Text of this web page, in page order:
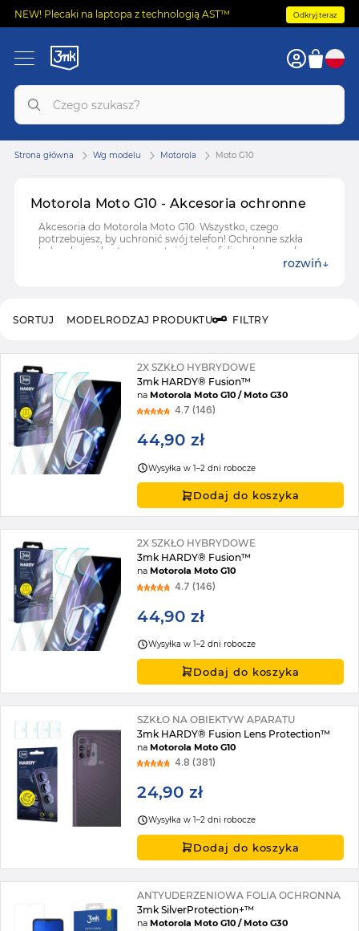
NEW! Plecaki na laptopa z technologią AST™ Odkryj teraz
Motorola Moto G10 - Akcesoria ochronne
Akcesoria do Motorola Moto G10. Wszystko, czego
potrzebujesz, by uchronić swój telefon! Ochronne szkła
hybrydowe i hartowane, etui i case'y, folie ochronne do
rozwiń
Strona główna Wg modelu Motorola Moto G10
MODELRODZAJ PRODUKTU FILTRY
SORTUJ
2X SZKŁO HYBRYDOWE
3mk HARDY® Fusion™
naMotorola Moto G10 / Moto G30
4.7 (146)
44,90 zł
Wysyłka w 1–2 dni robocze
Dodaj do koszyka
2X SZKŁO HYBRYDOWE
3mk HARDY® Fusion™
naMotorola Moto G10
4.7 (146)
44,90 zł
Wysyłka w 1–2 dni robocze
Dodaj do koszyka
SZKŁO NA OBIEKTYW APARATU
3mk HARDY® Fusion Lens Protection™
naMotorola Moto G10
4.8 (381)
24,90 zł
Wysyłka w 1–2 dni robocze
Dodaj do koszyka
ANTYUDERZENIOWA FOLIA OCHRONNA
3mk SilverProtection+™
naMotorola Moto G10 / Moto G30